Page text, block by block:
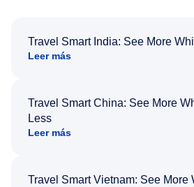
Travel Smart India: See More
Leer más
Travel Smart China: See More
Less
Leer más
Travel Smart Vietnam: See More